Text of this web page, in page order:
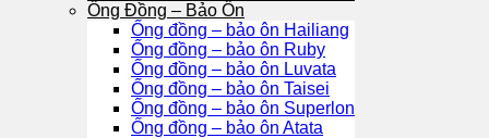
Ống Đồng – Bảo Ôn
Ống đồng – bảo ôn Hailiang
Ống đồng – bảo ôn Ruby
Ống đồng – bảo ôn Luvata
Ống đồng – bảo ôn Taisei
Ống đồng – bảo ôn Superlon
Ống đồng – bảo ôn Atata